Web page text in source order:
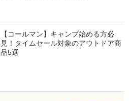
【コールマン】キャンプ始める方必
見！タイムセール対象のアウトドア商
品5選